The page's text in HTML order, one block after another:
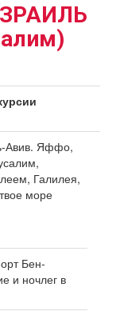
Авив. Яффо,
Галилея,
море
Бен-
и ночлег в